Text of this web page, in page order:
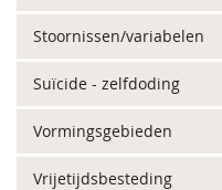
Stoornissen/variabelen
Suïcide - zelfdoding
Vormingsgebieden
Vrijetijdsbesteding